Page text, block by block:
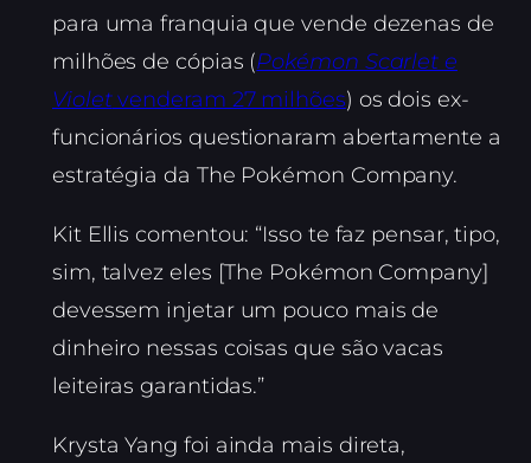
para uma franquia que vende dezenas de
milhões de cópias (Pokémon Scarlet e
Violetvenderam 27 milhões) os dois ex-
funcionários questionaram abertamente a
estratégia da The Pokémon Company.
Kit Ellis comentou: “Isso te faz pensar, tipo,
sim, talvez eles [The Pokémon Company]
devessem injetar um pouco mais de
dinheiro nessas coisas que são vacas
leiteiras garantidas.”
Krysta Yang foi ainda mais direta,